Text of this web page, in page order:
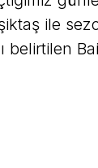
ile
belirtilen